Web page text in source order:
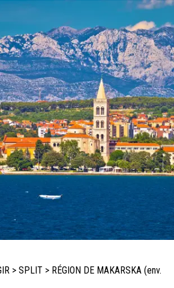
> SPLIT > RÉGION DE MAKARSKA (env.